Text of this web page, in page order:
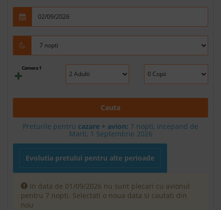
Camera 1
Cauta
Preturile pentru cazare + avion: 7 nopti, incepand de
Marti, 1 Septembrie 2026
Evolutia pretului pentru alte perioade
In data de 01/09/2026 nu sunt plecari cu avionul
pentru 7 nopti. Selectati o noua data si cautati din
nou